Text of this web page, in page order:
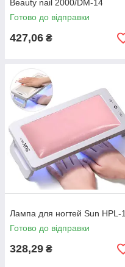
Beauty nail 2000/DM-14
Готово до відправки
427,06 ₴
Лампа для ногтей Sun HPL-1
Готово до відправки
328,29 ₴